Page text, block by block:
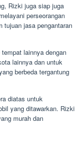
Rizki juga siap juga
perseorangan
tujuan jasa pengantaran
lainnya dengan
lainnya dan untuk
berbeda tergantung
diatas untuk
yang ditawarkan. Rizki
murah dan